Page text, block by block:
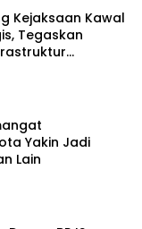
Kejaksaan Kawal
Tegaskan
Yakin Jadi
Lain